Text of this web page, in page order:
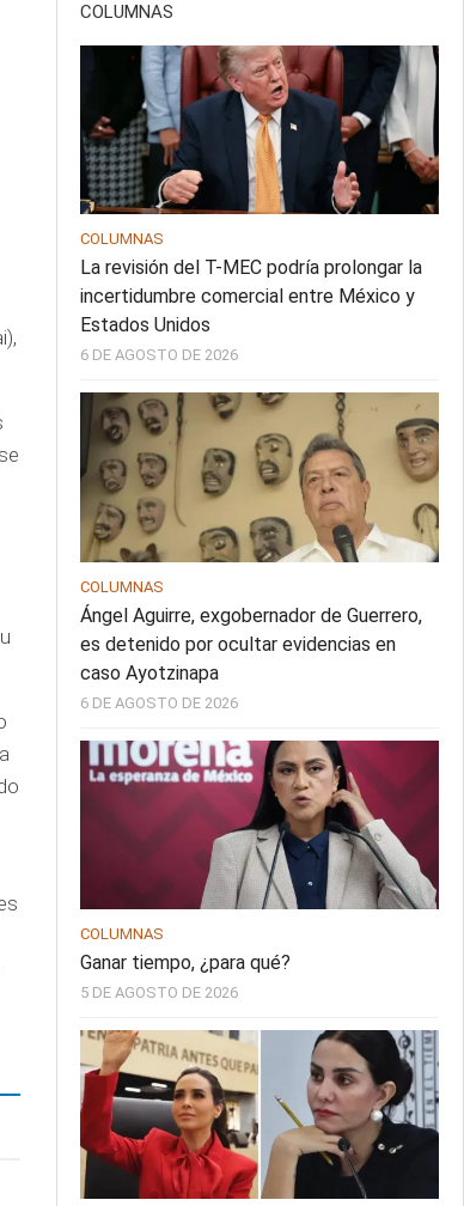
COLUMNAS
COLUMNAS
La revisión del T-MEC podría prolongar la
incertidumbre comercial entre México y
Estados Unidos
6 DE AGOSTO DE 2026
COLUMNAS
Ángel Aguirre, exgobernador de Guerrero,
es detenido por ocultar evidencias en
caso Ayotzinapa
6 DE AGOSTO DE 2026
COLUMNAS
Ganar tiempo, ¿para qué?
5 DE AGOSTO DE 2026